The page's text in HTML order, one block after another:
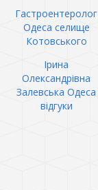
Гастроентеролог
Одеса селище
Котовського
Ірина
Олександрівна
Залевська Одеса
відгуки